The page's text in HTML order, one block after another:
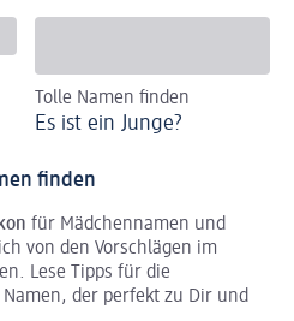
Tolle Namen finden
Es ist ein Junge?
finden
für Mädchennamen und
von den Vorschlägen im
Lese Tipps für die
der perfekt zu Dir und